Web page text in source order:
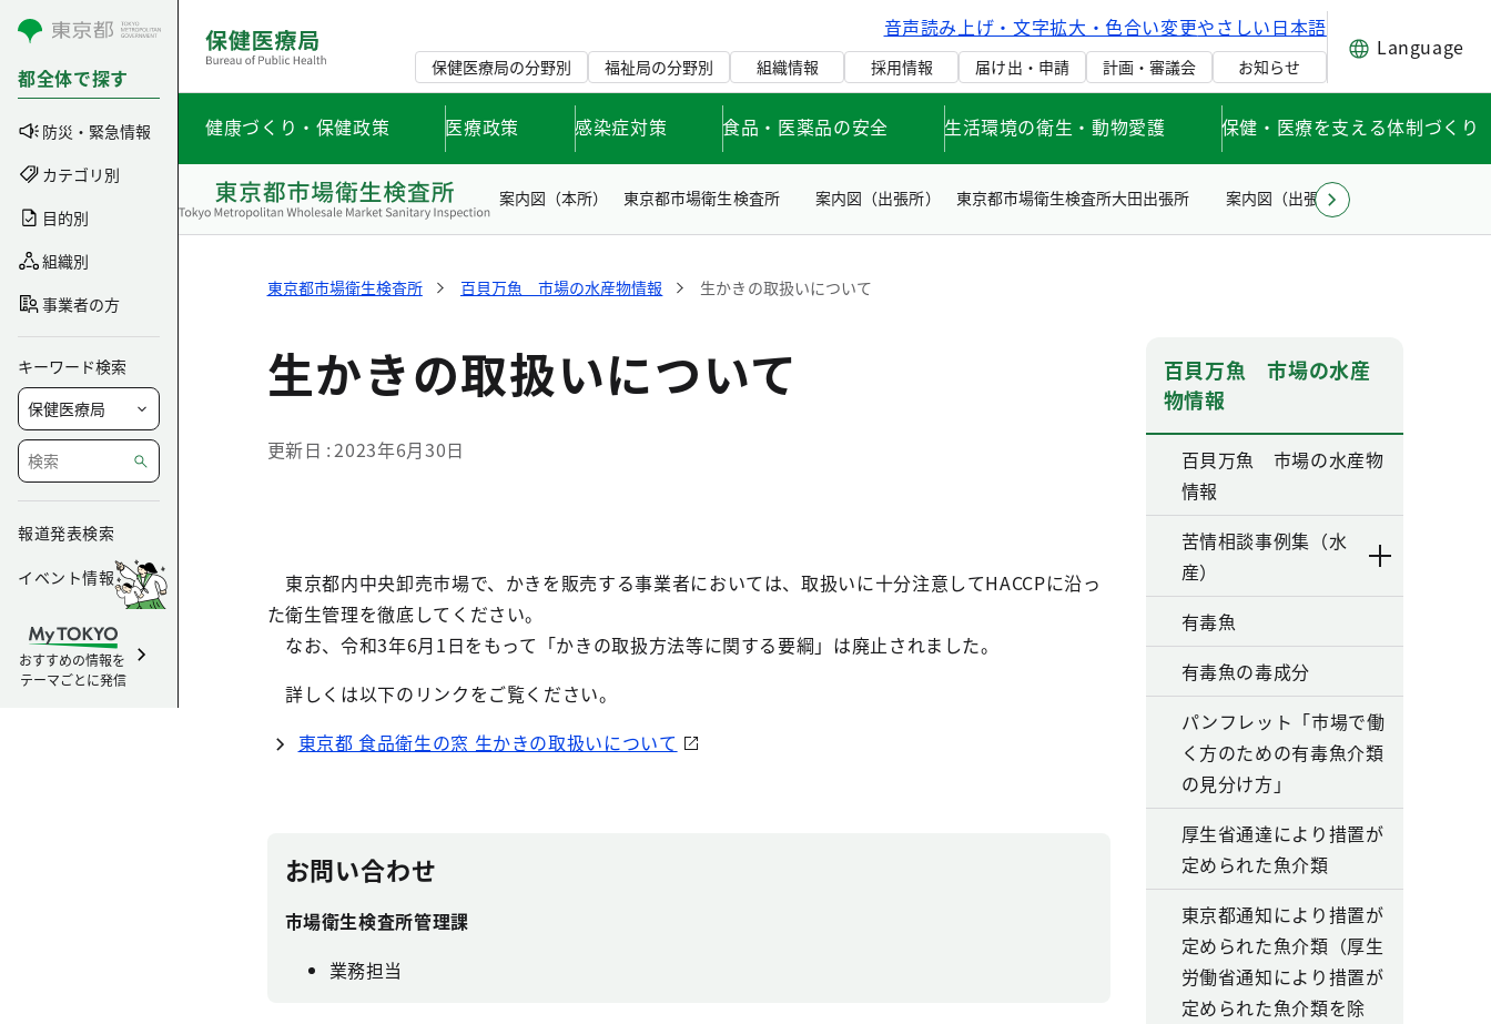
コンテンツにスキップ
都全体で探す
防災・緊急情報
カテゴリ別
目的別
組織別
事業者の方
キーワード検索
報道発表検索
イベント情報
おすすめの情報を
テーマごとに発信
音声読み上げ・文字拡大・色合い変更やさしい日本語
保健医療局の分野別 福祉局の分野別 組織情報 採用情報 届け出・申請 計画・審議会 お知らせ
Language
健康づくり・保健政策 医療政策 感染症対策 食品・医薬品の安全 生活環境の衛生・動物愛護 保健・医療を支える体制づくり
案内図（本所） 東京都市場衛生検査所 案内図（出張所） 東京都市場衛生検査所大田出張所 案内図（出張所） 東京都市場衛生
東京都市場衛生検査所 百貝万魚 市場の水産物情報 生かきの取扱いについて
生かきの取扱いについて
更新日 2023年6月30日
東京都内中央卸売市場で、かきを販売する事業者においては、取扱いに十分注意してHACCPに沿っ
た衛生管理を徹底してください。
なお、令和3年6月1日をもって「かきの取扱方法等に関する要綱」は廃止されました。
詳しくは以下のリンクをご覧ください。
東京都 食品衛生の窓 生かきの取扱いについて
お問い合わせ
市場衛生検査所管理課
業務担当
百貝万魚 市場の水産
物情報
百貝万魚 市場の水産物
情報
苦情相談事例集（水
産）
有毒魚
有毒魚の毒成分
パンフレット「市場で働
く方のための有毒魚介類
の見分け方」
厚生省通達により措置が
定められた魚介類
東京都通知により措置が
定められた魚介類（厚生
労働省通知により措置が
定められた魚介類を除